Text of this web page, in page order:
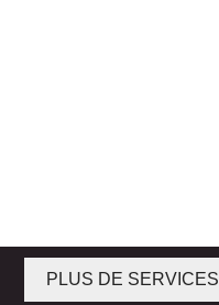
PLUS DE SERVICES